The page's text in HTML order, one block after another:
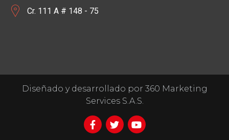
Cr. 111 A # 148 - 75
Diseñado y desarrollado por 360 Marketing
Services S.A.S.